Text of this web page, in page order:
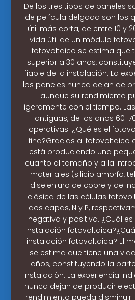
De los tres tipos de paneles
de película delgada son los
útil más corta, de entre 10 y
vida útil de un módulo
fotovoltaico se estima que
superior a 30 años,
fiable de la instalación. La
los paneles nunca dejan de
aunque su rendimiento
ligeramente con el tiempo.
antiguas, de los años 60-
operativas. ¿Qué es el
fina?Gracias al fotovoltaico
está produciendo una
cuanto al tamaño y a la
materiales (silicio amorfo,
diseleniuro de cobre y de
clásica de las células
dos capas, N y P,
negativa y positiva. ¿Cuál
instalación
instalación fotovoltaica? El
se estima que tiene una
años, constituyendo la
instalación. La experiencia
nunca dejan de producir
rendimiento pueda disminuir